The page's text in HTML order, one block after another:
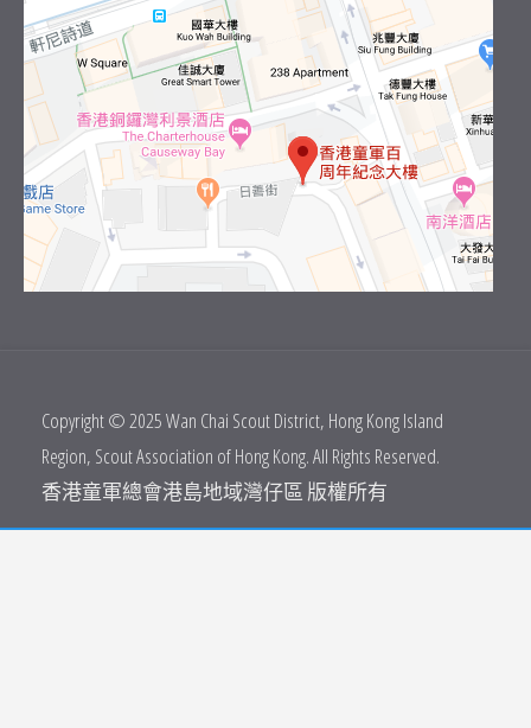
Copyright © 2025 Wan Chai Scout District, Hong Kong Island
Region, Scout Association of Hong Kong. All Rights Reserved.
香港童軍總會港島地域灣仔區 版權所有